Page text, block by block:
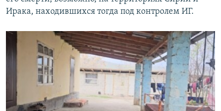
Ирака, находившихся тогда под контролем ИГ.